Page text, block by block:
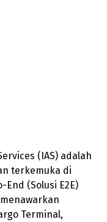
(IAS) adalah
terkemuka di
End (Solusi E2E)
Terminal,